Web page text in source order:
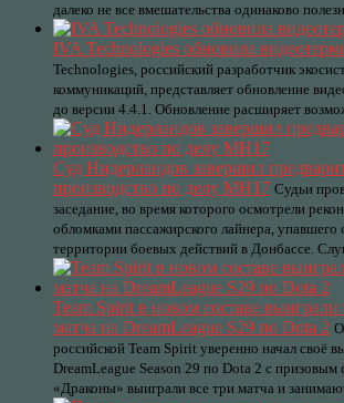
далеко не все вмешательства одинаково
IVA Technologies обновила
Technologies, российский разработчик
коммуникаций, представляет обновление
до версии 4.4.1. Обновление расширяет
Cуд Нидерландов завершил
производство по делу MH17 Судьи
заседание, во время которого осмотрели
обломками пассажирского лайнера, упавшего
территории боевых действий в Донбассе.
Team Spirit в новом составе выиграли
матча на DreamLeague S29 по Dota 2
российской Team Spirit уверенно начал своё
DreamLeague Season 29 по Dota 2 с
«Драконы» выиграли все три матча и